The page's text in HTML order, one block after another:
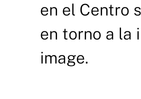
en el Centro
en torno a la
image.